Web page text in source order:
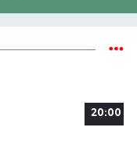
20:00